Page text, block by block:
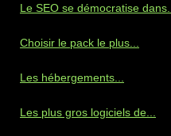
Le SEO se démocratise dans...
Choisir le pack le plus...
Les hébergements...
Les plus gros logiciels de...